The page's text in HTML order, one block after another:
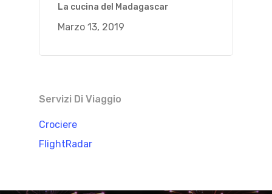
La cucina del Madagascar
Marzo 13, 2019
Servizi Di Viaggio
Crociere
FlightRadar